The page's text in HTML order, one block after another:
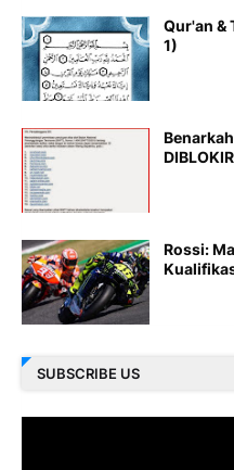
Qur'an &
1)
Rossi:
SUBSCRIBE US